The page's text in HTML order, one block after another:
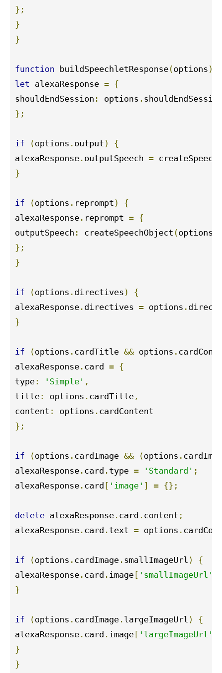
};
}
}
function buildSpeechletResponse(options )
let alexaResponse = {
shouldEndSession : options .
};
if (options . output )
{
alexaResponse . outputSpeech =
}
if (options . reprompt )
{
alexaResponse . reprompt = {
outputSpeech : createSpeechObject (options
};
}
if (options . directives )
{
alexaResponse . directives = options .
}
if (options . cardTitle && options .
alexaResponse . card = {
type : 'Simple' ,
title : options . cardTitle ,
content : options .
};
if (options . cardImage && (options .
alexaResponse . card . type = 'Standard' ;
alexaResponse . card [ 'image' ] = {};
delete alexaResponse . card . content ;
alexaResponse . card . text = options .
if (options . cardImage . smallImageUrl )
{
alexaResponse . card . image[ 'smallImageUrl'
}
if (options . cardImage . largeImageUrl )
{
alexaResponse . card . image[ 'largeImageUrl'
}
}